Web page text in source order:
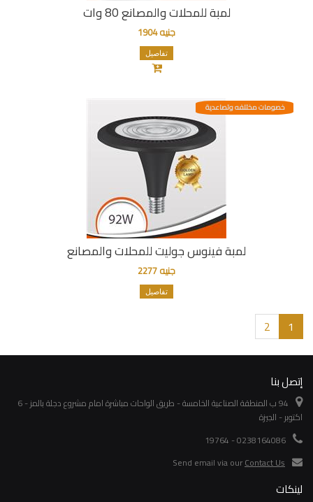
لمبة للمحلات والمصانع 80 وات
جنيه 1904
تفاصيل
لمبة فينوس جوليت للمحلات والمصانع
خصومات مختلفه وتصاعدية
جنيه 2277
تفاصيل
1
2
إتصل بنا
94 ب المنطقة الصناعية الخامسة - طريق الواحات مباشرة امام مشروع دجلة بالمز - 6
اكتوبر - الجيزة
0238164086 - 19764
Send email via ourContact Us
لينكات